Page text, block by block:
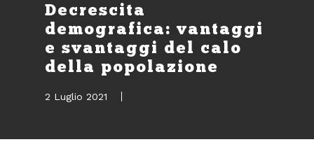
Decrescita
demografica: vantaggi
e svantaggi del calo
della popolazione
2 Luglio 2021